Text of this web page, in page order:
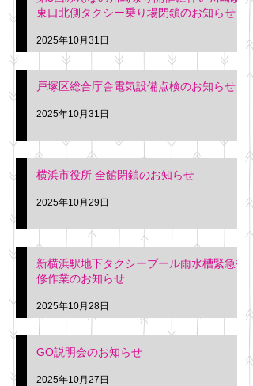
東口北側タクシー乗り場閉鎖のお知らせ
2025年10月31日
戸塚区総合庁舎電気設備点検のお知らせ
2025年10月31日
横浜市役所 全館閉鎖のお知らせ
2025年10月29日
新横浜駅地下タクシープール雨水槽緊急補
修作業のお知らせ
2025年10月28日
GO説明会のお知らせ
2025年10月27日